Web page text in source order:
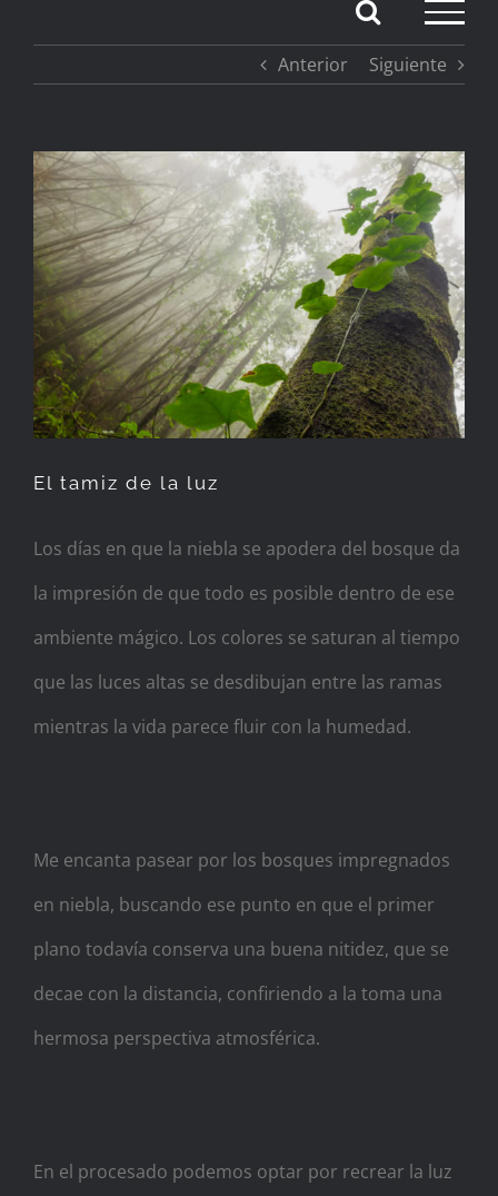
Anterior Siguiente
Ver
imagen
más
grande
El tamiz de la luz
Los días en que la niebla se apodera del bosque da
la impresión de que todo es posible dentro de ese
ambiente mágico. Los colores se saturan al tiempo
que las luces altas se desdibujan entre las ramas
mientras la vida parece fluir con la humedad.
Me encanta pasear por los bosques impregnados
en niebla, buscando ese punto en que el primer
plano todavía conserva una buena nitidez, que se
decae con la distancia, confiriendo a la toma una
hermosa perspectiva atmosférica.
En el procesado podemos optar por recrear la luz